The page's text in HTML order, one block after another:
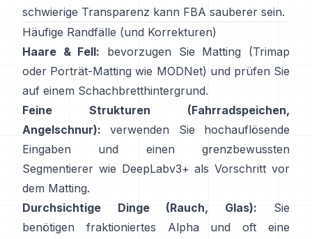
schwierige Transparenz kann FBA sauberer sein.
Häufige Randfälle (und Korrekturen)
Haare & Fell: bevorzugen Sie Matting (Trimap
oder Porträt-Matting wie MODNet) und prüfen Sie
auf einem Schachbretthintergrund.
Feine Strukturen (Fahrradspeichen,
Angelschnur): verwenden Sie hochauflösende
Eingaben und einen grenzbewussten
Segmentierer wie DeepLabv3+ als Vorschritt vor
dem Matting.
Durchsichtige Dinge (Rauch, Glas): Sie
benötigen fraktioniertes Alpha und oft eine